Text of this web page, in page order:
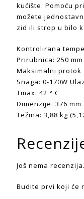
kućište. Pomoću
možete
zid ili strop u bilo
Kontrolirana
Prirubnica: 250 mm
Maksimalni protok
Snaga: 0-170W
Tmax: 42 ° C
Dimenzije: 376 mm
Težina: 3,88 kg
Još nema recenzija.
Budite prvi koji će